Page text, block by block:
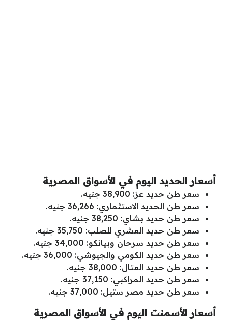
أسعار الحديد اليوم في الأسواق المصرية
سعر طن حديد عز: 38,900 جنيه.
سعر طن الحديد الاستثماري: 36,266 جنيه.
سعر طن حديد بشاي: 38,250 جنيه.
سعر طن حديد العشري للصلب: 35,750 جنيه.
سعر طن حديد سرحان وبيانكو: 34,000 جنيه.
سعر طن حديد الكومي والجيوشي: 36,000 جنيه.
سعر طن حديد العتال: 38,000 جنيه.
سعر طن حديد المراكبي: 37,150 جنيه.
سعر طن حديد مصر ستيل: 37,000 جنيه.
أسعار الأسمنت اليوم في الأسواق المصرية